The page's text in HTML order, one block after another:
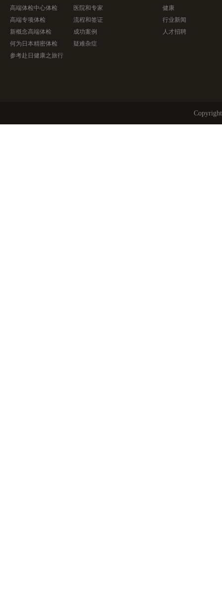
高端体检中心体检
高端专项体检
新概念高端体检
何为日本精密体检
参考赴日健康之旅行
医院和专家
流程和签证
成功案例
疑难杂症
健康
行业新闻
人才招聘